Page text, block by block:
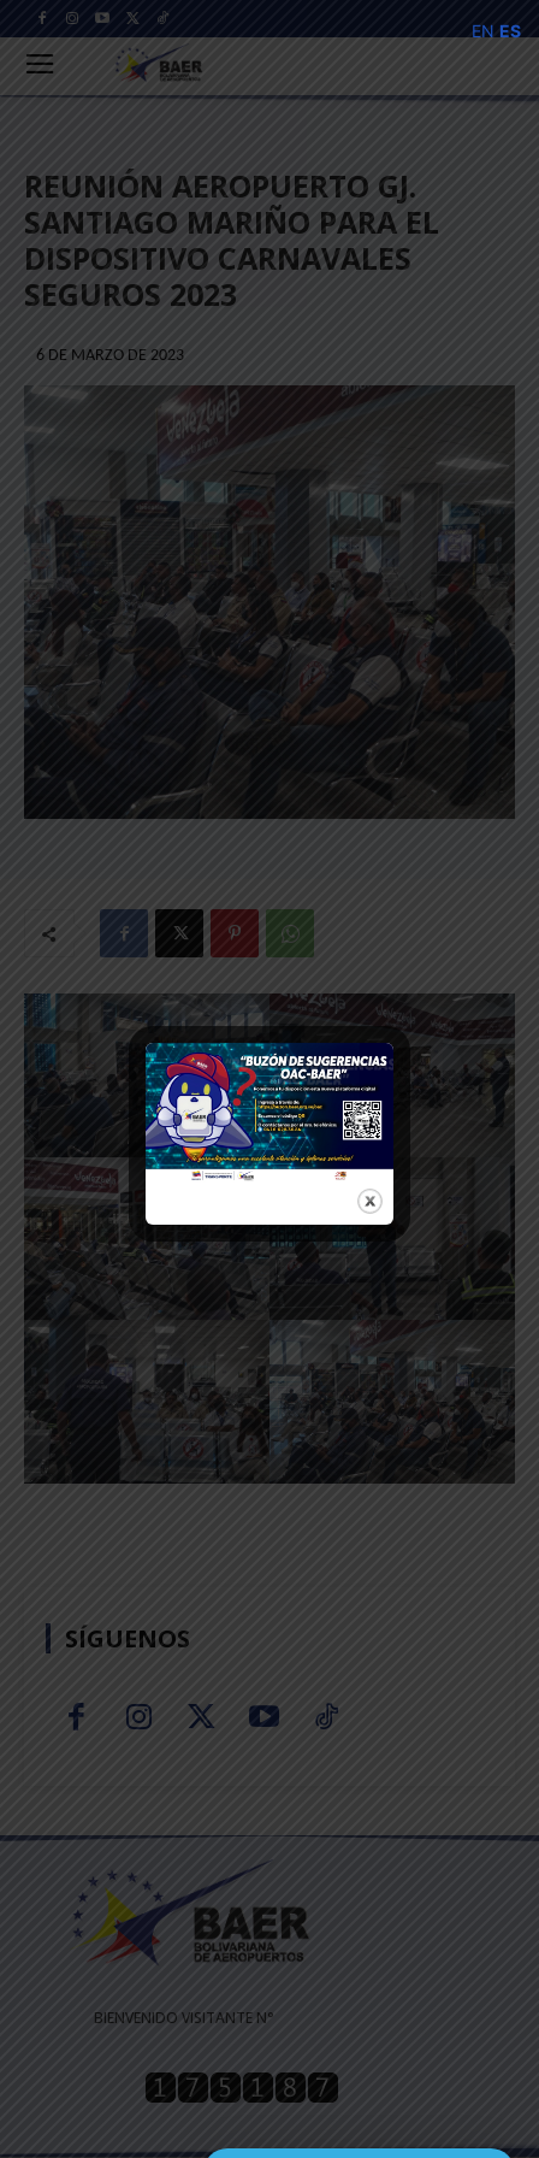
REUNIÓN AEROPUERTO GJ.
SANTIAGO MARIÑO PARA EL
DISPOSITIVO CARNAVALES
SEGUROS 2023
6 DE MARZO DE 2023
SÍGUENOS
BIENVENIDO VISITANTE N°
EN ES